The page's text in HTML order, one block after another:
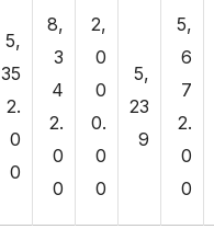
5,
35
2.
0
0
8,
3
4
2.
0
0
2,
0
0
0.
0
0
5,
23
9
5,
6
7
2.
0
0